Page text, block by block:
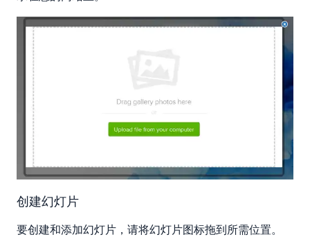
创建幻灯片
要创建和添加幻灯片，请将幻灯片图标拖到所需位置。